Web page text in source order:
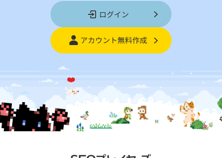
ログイン
アカウント無料作成